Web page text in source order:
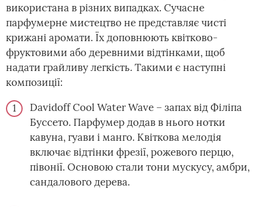
використана в різних випадках. Сучасне
парфумерне мистецтво не представляє чисті
крижані аромати. Їх доповнюють квітково-
фруктовими або деревними відтінками, щоб
надати грайливу легкість. Такими є наступні
композиції:
Davidoff Cool Water Wave – запах від Філіпа
Буссето. Парфумер додав в нього нотки
кавуна, гуави і манго. Квіткова мелодія
включає відтінки фрезії, рожевого перцю,
півонії. Основою стали тони мускусу, амбри,
сандалового дерева.